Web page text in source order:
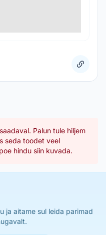
Palun tule hiljem
seda toodet veel
hindu siin kuvada.
ja aitame sul leida parimad